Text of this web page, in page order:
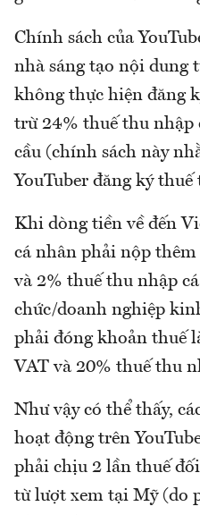
Chính sách của
nhà sáng tạo nội dung
không thực hiện đăng
trừ 24% thuế thu nhập
cầu (chính sách này
YouTuber đăng ký thuế
Khi dòng tiền về đến
cá nhân phải nộp
và 2% thuế thu nhập
chức/doanh nghiệp
phải đóng khoản thuế
VAT và 20% thuế thu
Như vậy có thể thấy,
hoạt động trên
phải chịu 2 lần thuế
từ lượt xem tại Mỹ (do